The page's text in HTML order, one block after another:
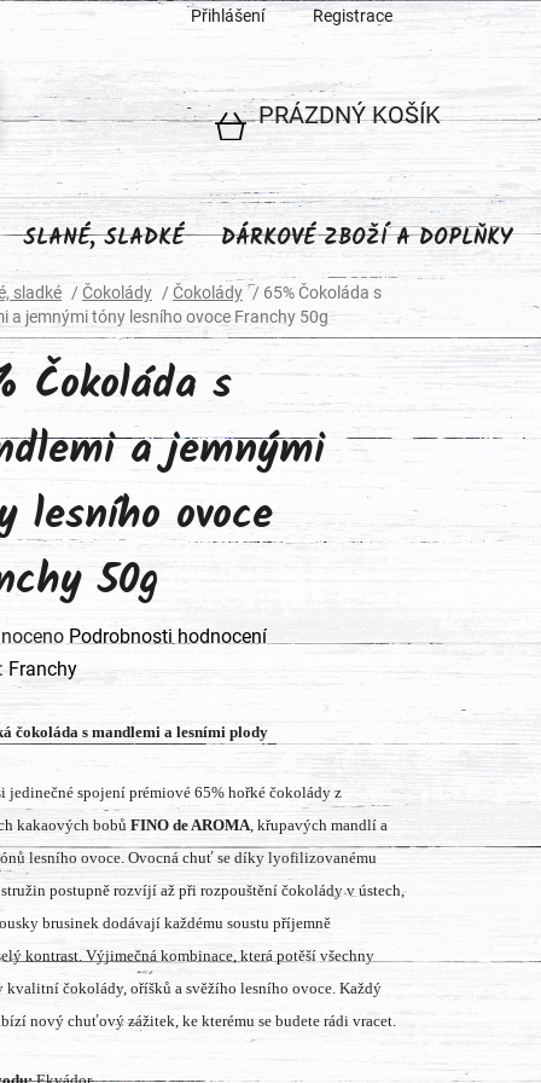
Přihlášení Registrace
NÁKUPNÍ
KOŠÍK
PRÁZDNÝ KOŠÍK
SLANÉ, SLADKÉ DÁRKOVÉ ZBOŽÍ A DOPLŇKY
sladké /Čokolády /Čokolády / 65% Čokoláda s
a jemnými tóny lesního ovoce Franchy 50g
Čokoláda s
a jemnými
lesního ovoce
50g
Podrobnosti hodnocení
Franchy
čokoláda s mandlemi a lesními plody
jedinečné spojení prémiové 65% hořké čokolády z
kakaových bobů FINO de AROMA , křupavých mandlí a
lesního ovoce. Ovocná chuť se díky lyofilizovanému
postupně rozvíjí až při rozpouštění čokolády v ústech,
brusinek dodávají každému soustu příjemně
kontrast. Výjimečná kombinace, která potěší všechny
čokolády, oříšků a svěžího lesního ovoce. Každý
nový chuťový zážitek, ke kterému se budete rádi vracet.